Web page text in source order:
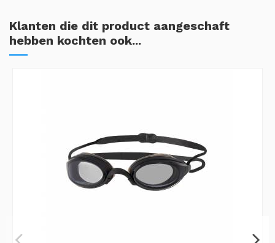
Klanten die dit product aangeschaft
hebben kochten ook...